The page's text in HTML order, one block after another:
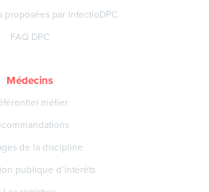
proposées par InfectioDPC
FAQ DPC
Médecins
métier
de la discipline
publique d’intérêts